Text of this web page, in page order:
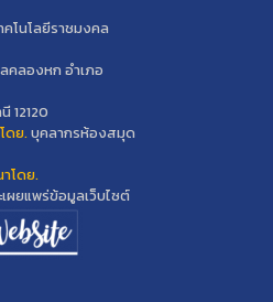
โนโลยีราชมงคล
คลองหก อำเภอ
12120
ดย.บุคลากรห้องสมุด
โดย.
ผยแพร่ข้อมูลเว็บไซต์